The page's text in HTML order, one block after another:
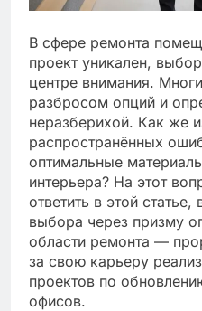
В сфере ремонта
проект уникален,
центре внимания.
разбросом опций и
неразберихой. Как же
распространённых
оптимальные
интерьера? На этот
ответить в этой
выбора через призму
области ремонта —
за свою карьеру
проектов по
офисов.